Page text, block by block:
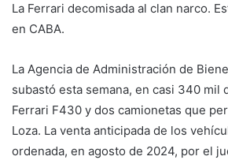
La Ferrari decomisada al clan narco.
en CABA.
La Agencia de Administración de
subastó esta semana, en casi 340 mil
Ferrari F430 y dos camionetas que
Loza. La venta anticipada de los
ordenada, en agosto de 2024, por el